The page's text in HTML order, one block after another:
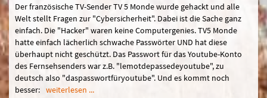
Der französische TV-Sender TV 5 Monde wurde gehackt und alle
Welt stellt Fragen zur "Cybersicherheit". Dabei ist die Sache ganz
einfach. Die "Hacker" waren keine Computergenies. TV5 Monde
hatte einfach lächerlich schwache Passwörter UND hat diese
überhaupt nicht geschützt. Das Passwort für das Youtube-Konto
des Fernsehsenders war z.B. "lemotdepassedeyoutube", zu
deutsch also "daspasswortfüryoutube". Und es kommt noch
besser: weiterlesen ...